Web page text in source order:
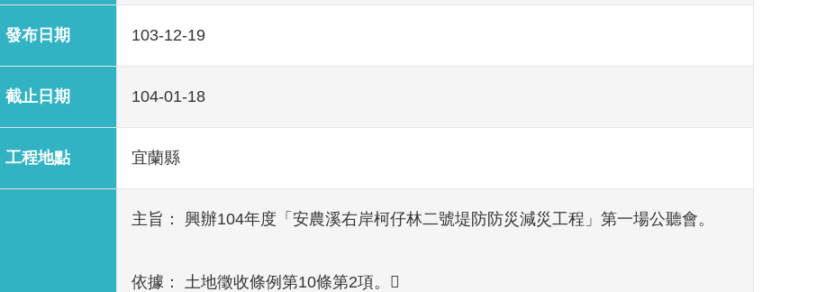
發布日期 103-12-19
截止日期 104-01-18
工程地點 宜蘭縣
主旨： 興辦104年度「安農溪右岸柯仔林二號堤防防災減災工程」第一場公聽會。
依據： 土地徵收條例第10條第2項。